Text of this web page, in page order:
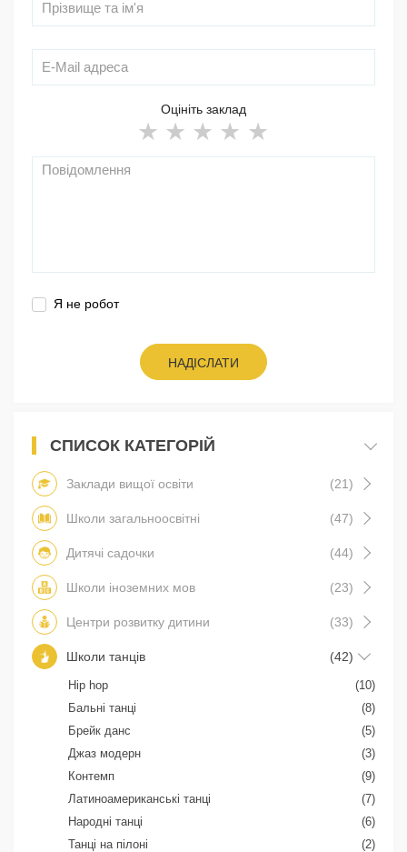
Оцініть заклад
Я не робот
НАДІСЛАТИ
СПИСОК КАТЕГОРІЙ
Заклади вищої освіти (21)
Школи загальноосвітні (47)
Дитячі садочки (44)
Школи іноземних мов (23)
Центри розвитку дитини (33)
Школи танців (42)
Hip hop
(10)
Бальні танці
(8)
Брейк данс
(5)
Джаз модерн
(3)
Контемп
(9)
Латиноамериканські танці
(7)
Народні танці
(6)
Танці на пілоні
(2)